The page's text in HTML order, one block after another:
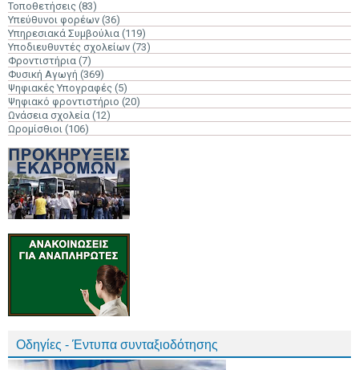
Τοποθετήσεις (83)
Υπεύθυνοι φορέων (36)
Υπηρεσιακά Συμβούλια (119)
Υποδιευθυντές σχολείων (73)
Φροντιστήρια (7)
Φυσική Αγωγή (369)
Ψηφιακές Υπογραφές (5)
Ψηφιακό φροντιστήριο (20)
Ωνάσεια σχολεία (12)
Ωρομίσθιοι (106)
Οδηγίες - Έντυπα συνταξιοδότησης